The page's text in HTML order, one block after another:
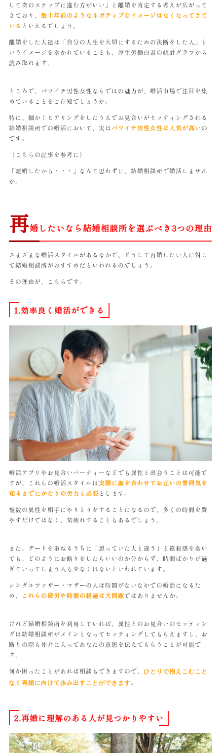
して次のステップに進む方がいい」と離婚を肯定する考えが広がって
きており、 数十年前のようなネガティブなイメージはなくなってきて
いる といえるでしょう。
離婚をした人達は「自分の人生を大切にするための決断をした人」と
いうイメージを抱かれていることも、厚生労働白書の統計グラフから
読み取れます。
ところで、バツイチ男性女性ならではの魅力が、婚活市場で注目を集
めていることをご存知でしょうか。
特に、細かくヒアリングをしたうえでお見合いがセッティングされる
結婚相談所での婚活において、実はバツイチ男性女性は人気が高いの
です。
（こちらの記事を参考に）
「離婚したから・・・」なんて思わずに、結婚相談所で婚活しません
か。
再婚したいなら結婚相談所を選ぶべき3つの理由
さまざまな婚活スタイルがあるなかで、どうして再婚したい人に対し
て結婚相談所がおすすめだといわれるのでしょう。
その理由が、こちらです。
1.効率良く婚活ができる
婚活アプリやお見合いパーティーなどでも異性と出会うことは可能で
すが、これらの婚活スタイルは実際に顔を合わせてお互いの雰囲気を
知るまでにかなりの労力と必要 とします。
複数の異性を相手にやりとりをすることになるので、多くの時間を費
やすだけではなく、気疲れすることもあるでしょう。
また、デートを重ねるうちに「思っていた人と違う」と違和感を抱い
ても、どのようにお断りをしたらいいのか分からず、時間ばかりが過
ぎていってしまう人も少なくはないといわれています。
シングルファザー・マザーの人は時間がないなかでの婚活になるた
め、
これらの疲労や時間の経過は大問題ではありませんか。
けれど結婚相談所を利用していれば、異性とのお見合いのセッティン
グは結婚相談所がメインとなってセッティングしてもらえますし、お
断りの際も仲介に入ってあなたの意思を伝えてもらうことが可能で
す。
何か困ったことがあれば相談もできますので、
ひとりで抱えこむこと
なく再婚に向けて歩み出すことができます。
2.再婚に理解のある人が見つかりやすい